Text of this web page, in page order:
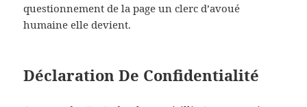
questionnement de la page un clerc d’avoué
humaine elle devient.
Déclaration De Confidentialité